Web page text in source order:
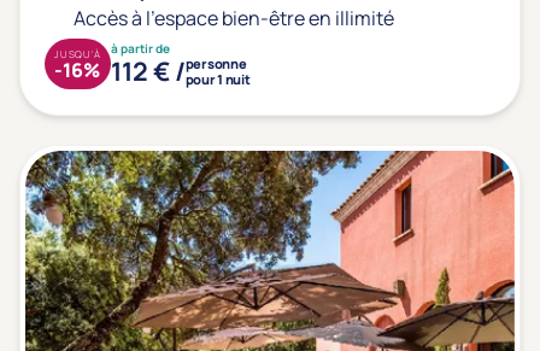
Distance de chez vous
Établissements proches de chez moi
Transports & hébergement
Soins sans hébergement
(0)
Offre séjour + vol inclus
(0)
Accès à l'espace bien-être en illimité
à partir de
112 € /personne
pour 1 nuit
JUSQU'À
-16%